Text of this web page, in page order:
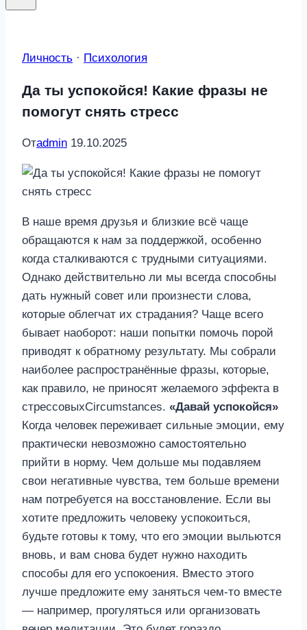
Личность · Психология
Да ты успокойся! Какие фразы не
помогут снять стресс
Отadmin 19.10.2025
В наше время друзья и близкие всё чаще
обращаются к нам за поддержкой, особенно
когда сталкиваются с трудными ситуациями.
Однако действительно ли мы всегда способны
дать нужный совет или произнести слова,
которые облегчат их страдания? Чаще всего
бывает наоборот: наши попытки помочь порой
приводят к обратному результату. Мы собрали
наиболее распространённые фразы, которые,
как правило, не приносят желаемого эффекта в
стрессовыхCircumstances. «Давай успокойся»
Когда человек переживает сильные эмоции, ему
практически невозможно самостоятельно
прийти в норму. Чем дольше мы подавляем
свои негативные чувства, тем больше времени
нам потребуется на восстановление. Если вы
хотите предложить человеку успокоиться,
будьте готовы к тому, что его эмоции выльются
вновь, и вам снова будет нужно находить
способы для его успокоения. Вместо этого
лучше предложите ему заняться чем-то вместе
— например, прогуляться или организовать